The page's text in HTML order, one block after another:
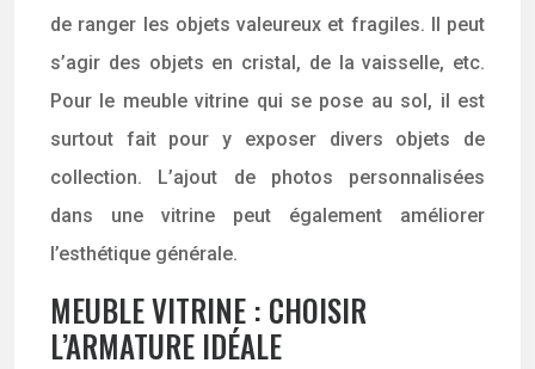
de ranger les objets valeureux et fragiles. Il peut
s’agir des objets en cristal, de la vaisselle, etc.
Pour le meuble vitrine qui se pose au sol, il est
surtout fait pour y exposer divers objets de
collection. L’ajout de photos personnalisées
dans une vitrine peut également améliorer
l’esthétique générale.
MEUBLE VITRINE : CHOISIR
L’ARMATURE IDÉALE